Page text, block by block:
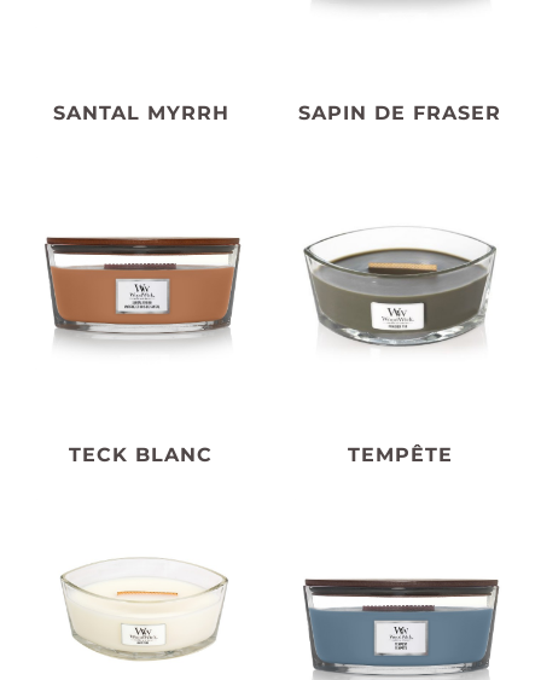
SANTAL MYRRH SAPIN DE FRASER
TECK BLANC TEMPÊTE